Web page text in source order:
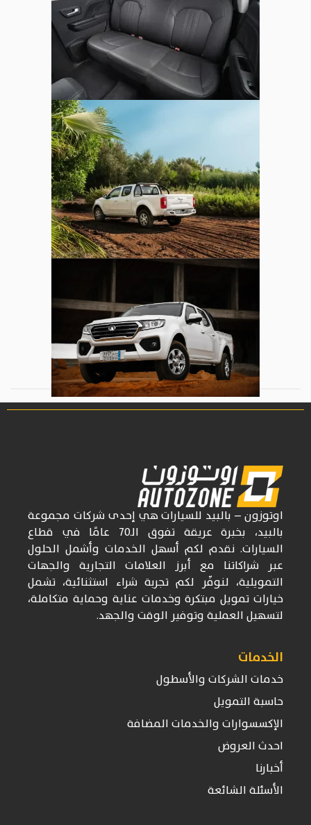
اوتوزون– بالبيد للسياراتهي إحدى شركات مجموعة
بالبيد، بخبرة عريقة تفوق الـ70
عامًا في قطاع
السيارات. نقدم لكم أسهل الخدمات وأشمل الحلول
عبر شراكاتنا مع أبرز العلامات التجارية والجهات
التمويلية، لنوفّر لكم تجربة شراء استثنائية، تشمل
خيارات تمويل مبتكرة وخدمات عناية وحماية متكاملة،
لتسهيل العملية وتوفير الوقت والجهد.
الخدمات
خدمات الشركات والأسطول
حاسبة التمويل
الإكسسوارات والخدمات المضافة
احدث العروض
أخبارنا
الأسئلة الشائعة